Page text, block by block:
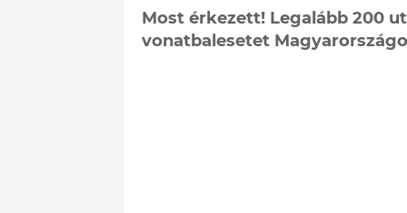
Most érkezett! Legalább 200
vonatbalesetet